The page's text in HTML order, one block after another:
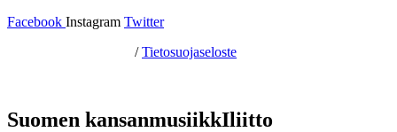
Facebook Instagram Twitter
/Tietosuojaseloste
Suomen kansanmusiikkIliitto